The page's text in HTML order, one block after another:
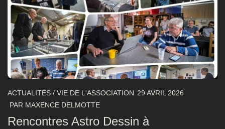
ACTUALITÉS / VIE DE L'ASSOCIATION 29 AVRIL 2026
PAR MAXENCE DELMOTTE
Rencontres Astro Dessin à